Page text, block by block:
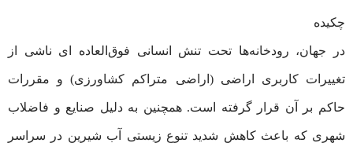
چکیده
در جهان، رودخانه‌ها تحت تنش انسانی فوق‌العاده ای ناشی از
تغییرات کاربری اراضی (اراضی متراکم کشاورزی) و مقررات
حاکم بر آن قرار گرفته است. همچنین به دلیل صنایع و فاضلاب
شهری که باعث کاهش شدید تنوع زیستی آب شیرین در سراسر